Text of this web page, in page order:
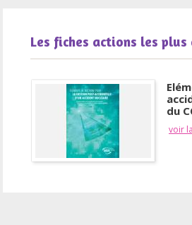
Les fiches actions les plus
du
voir